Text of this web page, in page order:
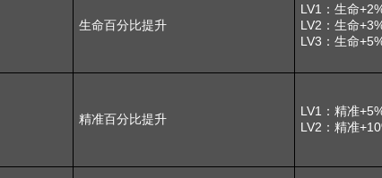
生命百分比提升
LV1：生命
LV2：生命
LV3：生命
精准百分比提升
LV1：精准
LV2：精准